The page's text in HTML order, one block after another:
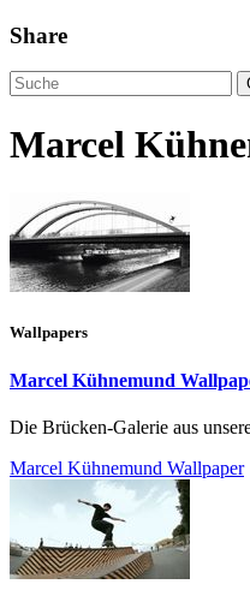
Share
Marcel
Wallpapers
Marcel Kühnemund
Die Brücken-Galerie aus
Marcel Kühnemund Wallpaper